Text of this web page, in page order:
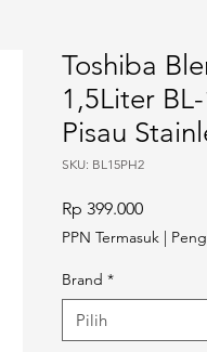
Toshiba
1,5Liter
Pisau
SKU: BL15PH2
Rp 399.000Harga
PPN Termasuk |
Brand *
Pilih